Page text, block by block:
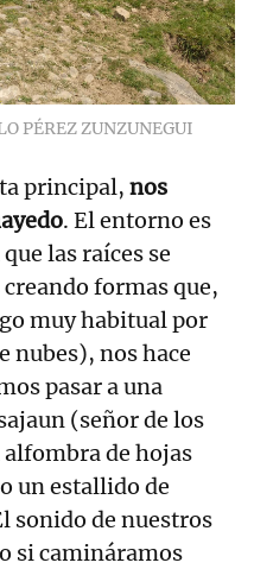
PÉREZ ZUNZUNEGUI
principal, nos
. El entorno es
las raíces se
formas que,
muy habitual por
nubes), nos hace
pasar a una
(señor de los
alfombra de hojas
un estallido de
sonido de nuestros
si camináramos